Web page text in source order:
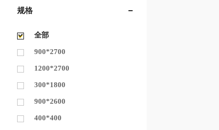
规格
全部
900*2700
1200*2700
300*1800
900*2600
400*400